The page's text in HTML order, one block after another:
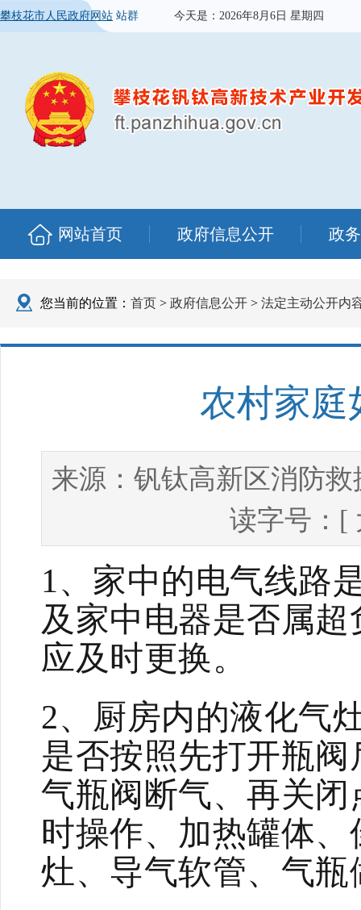
攀枝花市人民政府网站 站群 今天是： 2026年8月6日 星期四
网站首页 政府信息公开 政
您当前的位置： 首页 > 政府信息公开 > 法定主动公开内
农村家庭
来源： 钒钛高新区消防救
读字号：[
1、家中的电气线路
及家中电器是否属
应及时更换。
2、厨房内的液化气
是否按照先打开瓶
气瓶阀断气、再关
时操作、加热罐体
灶、导气软管、气